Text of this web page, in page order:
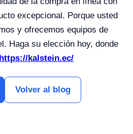
excepcional. Porque usted
y ofrecemos equipos de
Haga su elección hoy, donde
https://kalstein.ec/
Volver al blog